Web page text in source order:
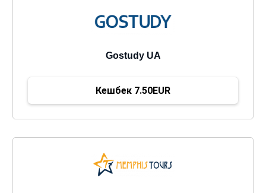
Gostudy UA
Кешбек 7.50EUR